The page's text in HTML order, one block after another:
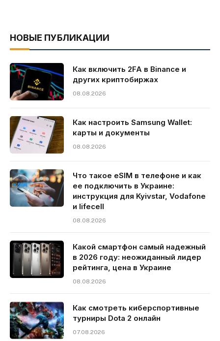
НОВЫЕ ПУБЛИКАЦИИ
Как включить 2FA в Binance и
других криптобиржах
08.08.2026
Как настроить Samsung Wallet:
карты и документы
08.08.2026
Что такое eSIM в телефоне и как
ее подключить в Украине:
инструкция для Kyivstar, Vodafone
и lifecell
08.08.2026
Какой смартфон самый надежный
в 2026 году: неожиданный лидер
рейтинга, цена в Украине
08.08.2026
Как смотреть киберспортивные
турниры Dota 2 онлайн
07.08.2026